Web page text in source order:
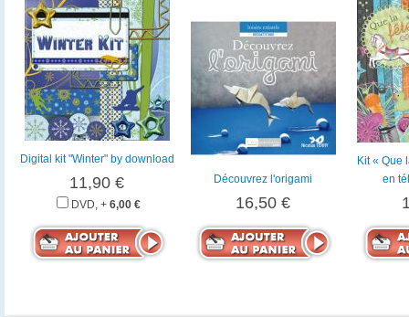
Digital kit "Winter" by download
11,90 €
DVD, + 6,00 €
Découvrez l'origami
16,50 €
Kit « Que
en